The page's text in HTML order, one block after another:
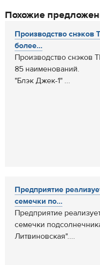
Похожие
Производство снэков
более...
Производство снэков
85 наименований.
"Блэк Джек-1" ...
Предприятие
семечки по...
Предприятие
семечки
Литвиновская"....